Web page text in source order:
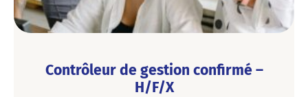
Contrôleur de gestion confirmé –
H/F/X